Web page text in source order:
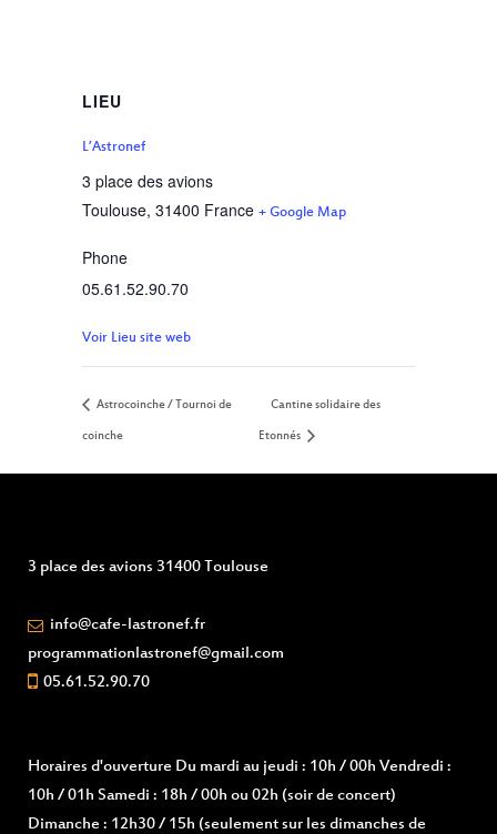
LIEU
L’Astronef
3 place des avions
Toulouse, 31400 France + Google Map
Phone
05.61.52.90.70
Voir Lieu site web
Astrocoinche / Tournoi de
coinche
Cantine solidaire des
Etonnés
3 place des avions 31400 Toulouse
info@cafe-lastronef.fr
programmationlastronef@gmail.com
05.61.52.90.70
Horaires d'ouverture Du mardi au jeudi : 10h / 00h Vendredi :
10h / 01h Samedi : 18h / 00h ou 02h (soir de concert)
Dimanche : 12h30 / 15h (seulement sur les dimanches de